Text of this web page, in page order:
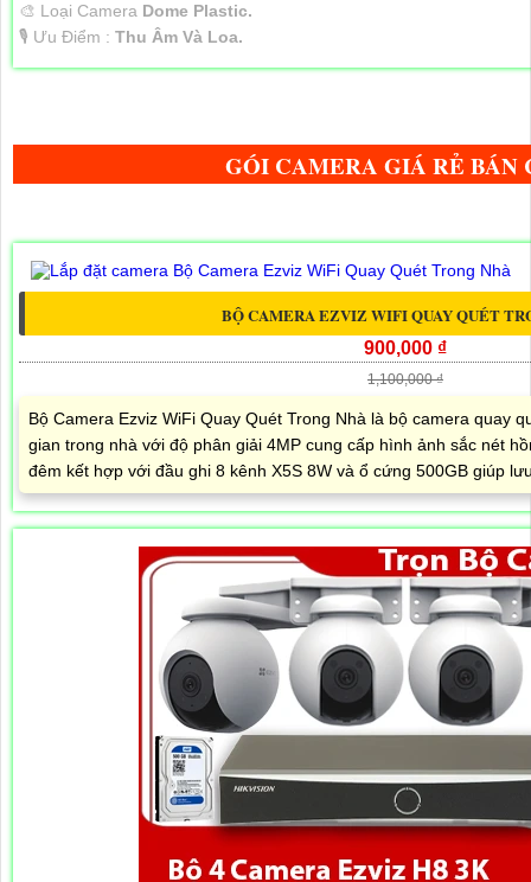
🎨 Loại Camera Dome Plastic.
️🎙 Ưu Điểm : Thu Âm Và Loa.
GÓI CAMERA GIÁ RẺ BÁN
BỘ CAMERA EZVIZ WIFI QUAY QUÉT
900,000 ₫
1,100,000 ₫
Bộ Camera Ezviz WiFi Quay Quét Trong Nhà là bộ camera quay
gian trong nhà với độ phân giải 4MP cung cấp hình ảnh sắc nét
đêm kết hợp với đầu ghi 8 kênh X5S 8W và ổ cứng 500GB giúp